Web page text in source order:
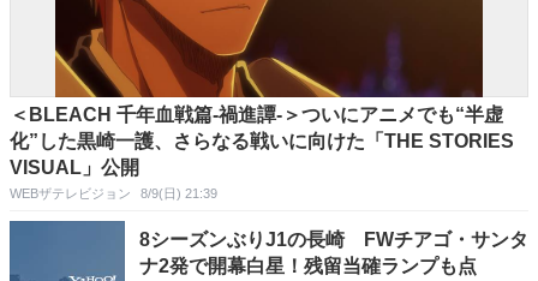
＜BLEACH 千年血戦篇-禍進譚-＞ついにアニメでも“半虚
化”した黒崎一護、さらなる戦いに向けた「THE STORIES
VISUAL」公開
WEBザテレビジョン 8/9(日) 21:39
8シーズンぶりJ1の長崎 FWチアゴ・サンタ
ナ2発で開幕白星！残留当確ランプも点